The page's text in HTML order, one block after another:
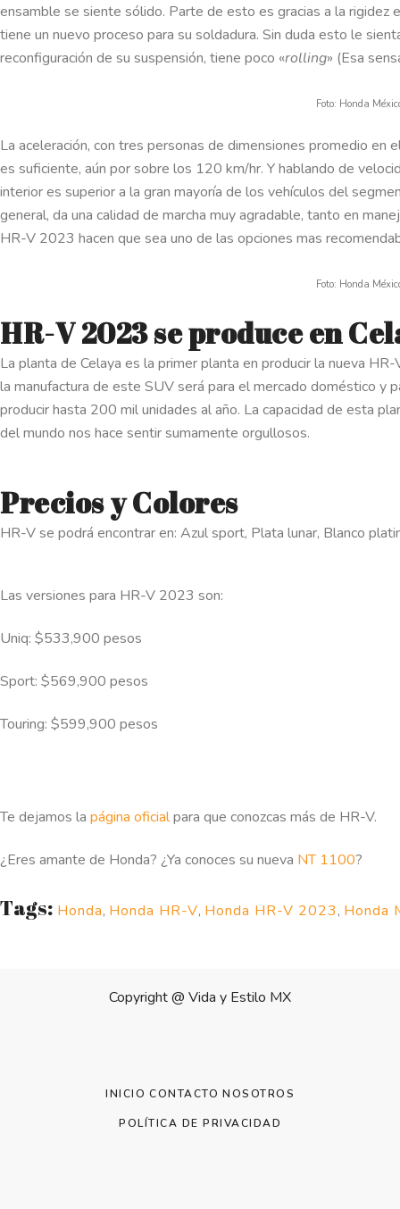
ensamble se siente sólido. Parte de esto es gracias a la rigidez
tiene un nuevo proceso para su soldadura. Sin duda esto le
reconfiguración de su suspensión, tiene poco «rolling» (Esa
Foto: Honda
La aceleración, con tres personas de dimensiones promedio en
es suficiente, aún por sobre los 120 km/hr. Y hablando de
interior es superior a la gran mayoría de los vehículos del
general, da una calidad de marcha muy agradable, tanto en
HR-V 2023 hacen que sea uno de las opciones mas
Foto: Honda
HR-V 2023 se produce en
La planta de Celaya es la primer planta en producir la nueva
la manufactura de este SUV será para el mercado doméstico y
producir hasta 200 mil unidades al año. La capacidad de esta
del mundo nos hace sentir sumamente orgullosos.
Precios y Colores
HR-V se podrá encontrar en: Azul sport, Plata lunar, Blanco
Las versiones para HR-V 2023 son:
Uniq: $533,900 pesos
Sport: $569,900 pesos
Touring: $599,900 pesos
Te dejamos la página oficialpara que conozcas más de HR-V.
¿Eres amante de Honda? ¿Ya conoces su nueva NT 1100?
Tags: Honda, Honda HR-V, Honda HR-V 2023, Honda
Copyright @ Vida y Estilo MX
INICIO CONTACTO NOSOTROS
POLÍTICA DE PRIVACIDAD